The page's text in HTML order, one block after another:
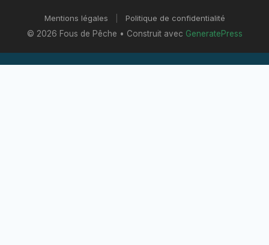
Mentions légales
Politique de confidentialité
© 2026 Fous de Pêche • Construit avec GeneratePress